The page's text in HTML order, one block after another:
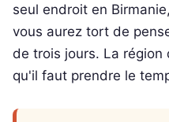
seul endroit en
vous aurez tort de
de trois jours. La région
qu'il faut prendre le